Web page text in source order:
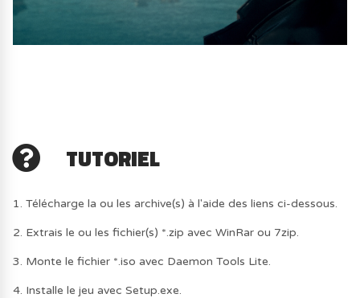
TUTORIEL
1. Télécharge la ou les archive(s) à l'aide des liens ci-dessous.
2. Extrais le ou les fichier(s) *.zip avec WinRar ou 7zip.
3. Monte le fichier *.iso avec Daemon Tools Lite.
4. Installe le jeu avec Setup.exe.